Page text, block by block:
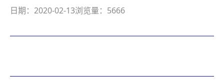
联系我们
招聘职位
日期：2020-02-13浏览量：5666